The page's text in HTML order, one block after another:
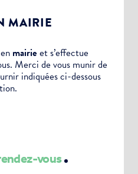
MAIRIE
en mairieet s’effectue
Merci de vous munir de
indiquées ci-dessous